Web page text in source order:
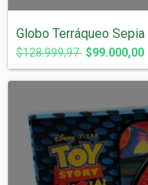
Globo Terráqueo
$128.999,97 $99.000,00